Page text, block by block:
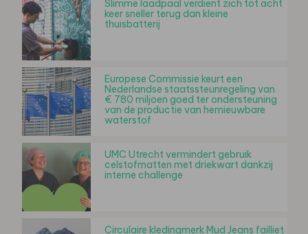
Slimme laadpaal verdient zich tot acht
keer sneller terug dan kleine
thuisbatterij
Europese Commissie keurt een
Nederlandse staatssteunregeling van
€ 780 miljoen goed ter ondersteuning
van de productie van hernieuwbare
waterstof
UMC Utrecht vermindert gebruik
celstofmatten met driekwart dankzij
interne challenge
Circulaire kledingmerk Mud Jeans failliet